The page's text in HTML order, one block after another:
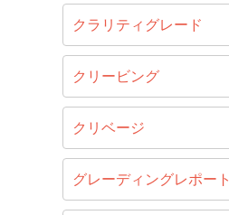
クラリティグレード
クリービング
クリベージ
グレーディングレポート